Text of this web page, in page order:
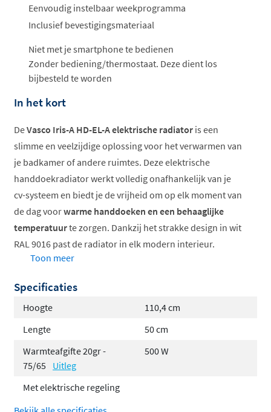
ophalen...
Eenvoudig instelbaar weekprogramma
Inclusief bevestigingsmateriaal
Niet met je smartphone te bedienen
Zonder bediening/thermostaat. Deze dient los
bijbesteld te worden
In het kort
DeVasco Iris-A HD-EL-A elektrische radiator is een
slimme en veelzijdige oplossing voor het verwarmen van
je badkamer of andere ruimtes. Deze elektrische
handdoekradiator werkt volledig onafhankelijk van je
cv-systeem en biedt je de vrijheid om op elk moment van
de dag voorwarme handdoeken en een behaaglijke
temperatuurte zorgen. Dankzij het strakke design in wit
RAL 9016 past de radiator in elk modern interieur.
Instelbaar weekprogramma
Inclusief bevestigingsmateriaal
Wit RAL 9016 afwerking
Elektrisch verwarmen met
weekprogramma
Toon meer
Specificaties
Hoogte
110,4 cm
Lengte
50 cm
Warmteafgifte 20gr -
75/65 Uitleg
500 W
Met elektrische regeling